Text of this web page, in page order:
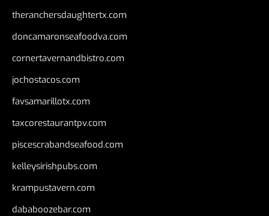
theranchersdaughtertx.com
doncamaronseafoodva.com
cornertavernandbistro.com
jochostacos.com
favsamarillotx.com
taxcorestaurantpv.com
piscescrabandseafood.com
kelleysirishpubs.com
krampustavern.com
dababoozebar.com